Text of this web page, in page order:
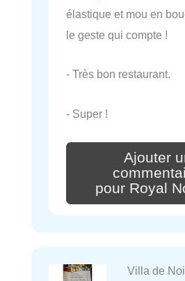
élastique et mou en
le geste qui compte !
- Très bon restaurant.
- Super !
Ajouter
pour Royal
Villa de